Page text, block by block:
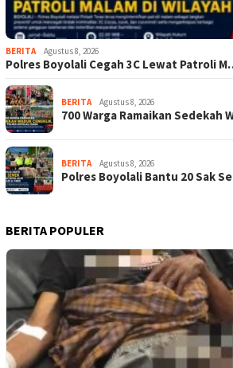
BERITA Agustus 8, 2026
Polres Boyolali Cegah 3C Lewat Patroli
BERITA Agustus 8, 2026
700 Warga Ramaikan Sedekah
BERITA Agustus 8, 2026
Polres Boyolali Bantu 20 Sak
BERITA POPULER